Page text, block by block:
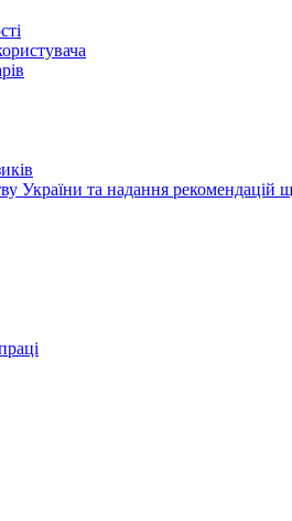
України та надання